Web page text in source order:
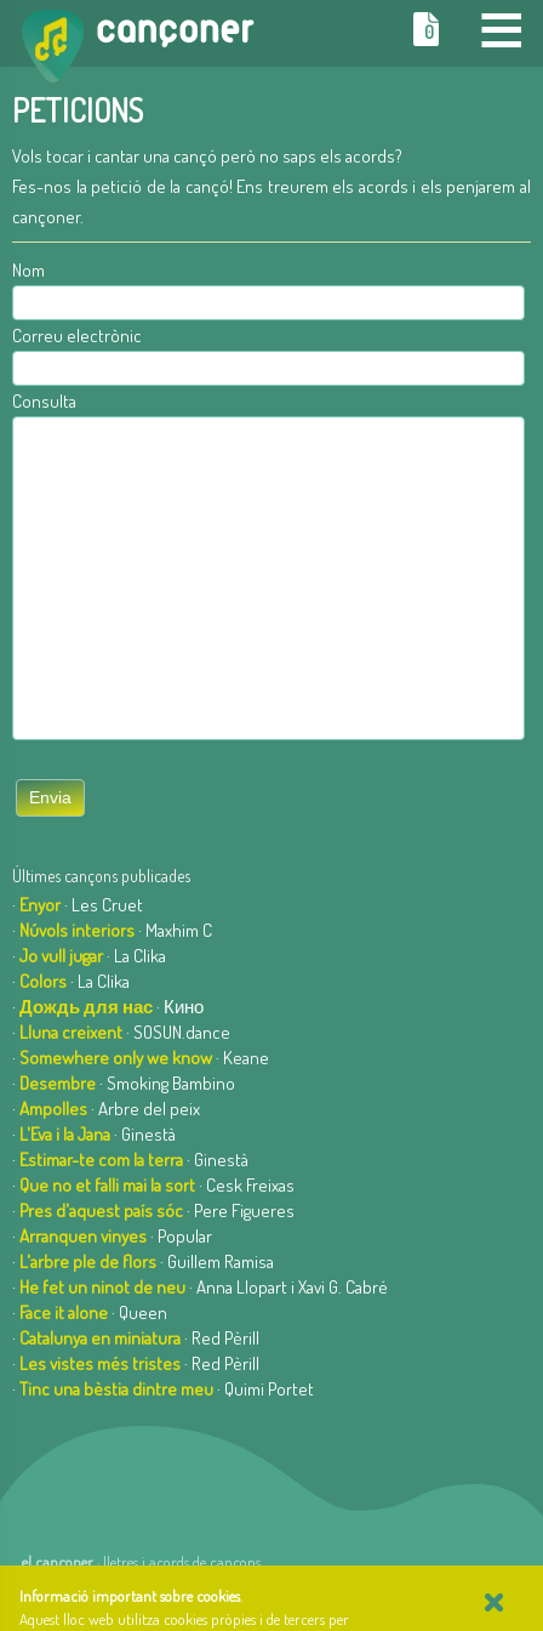
≡
0
PETICIONS
Vols tocar i cantar una cançó però no saps els acords?
Fes-nos la petició de la cançó! Ens treurem els acords i els penjarem al
cançoner.
Nom
Correu electrònic
Consulta
Últimes cançons publicades
· Enyor· Les Cruet
· Núvols interiors· Maxhim C
· Jo vull jugar· La Clika
· Colors· La Clika
· Дождь для нас· Кино
· Lluna creixent· SOSUN.dance
· Somewhere only we know· Keane
· Desembre· Smoking Bambino
· Ampolles· Arbre del peix
· L'Eva i la Jana· Ginestà
· Estimar-te com la terra· Ginestà
· Que no et falli mai la sort· Cesk Freixas
· Pres d'aquest país sóc· Pere Figueres
· Arranquen vinyes· Popular
· L'arbre ple de flors· Guillem Ramisa
· He fet un ninot de neu· Anna Llopart i Xavi G. Cabré
· Face it alone· Queen
· Catalunya en miniatura· Red Pèrill
· Les vistes més tristes· Red Pèrill
· Tinc una bèstia dintre meu· Quimi Portet
el cançoner· lletres i acords de cançons
web basada en el Gestior de Continguts
creada per arnAu bellavista
Informació important sobre cookies.
Aquest lloc web utilitza cookies pròpies i de tercers per
×